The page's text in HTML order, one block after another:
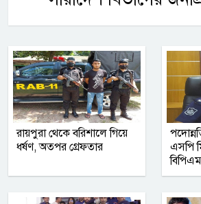
রায়পুরা থেকে বরিশালে গিয়ে
ধর্ষণ, অতপর গ্রেফতার
এসপি
বিপিএম